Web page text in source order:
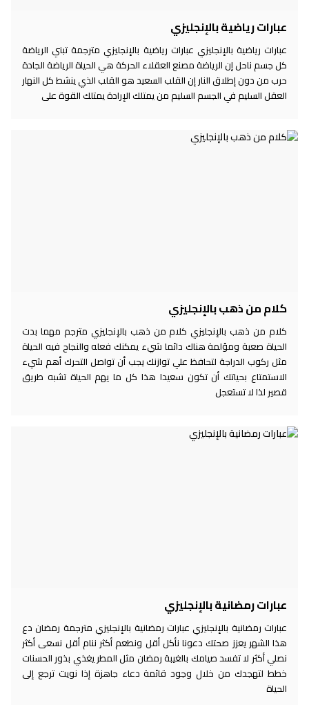
عبارات رياضية بالإنجليزي
عبارات رياضية بالإنجليزي عبارات رياضية بالإنجليزي مترجمة تبني الرياضة
كل جسم ناحل إن الرياضة مصنع العقلاء الحركة هي الحياة الرياضة الجادة
حرب من دون إطلاق النار إن القلب السعيد هو القلب الذي ينشط كل النهار
العقل السليم في الجسم السليم من يمتلك الإرادة يمتلك القوة على
كلام من ذهب بالإنجليزي
كلام من ذهب بالإنجليزي كلام من ذهب بالإنجليزي مترجم مهما بدت
الحياة صعبة ومؤلمة هناك دائما شيء يمكنك فعله والنجاح فيه الحياة
مثل ركوب الدراجة لتحافظ علي توازنك يجب أن تواصل التحرك أهم شيء
الاستمتاع بحياتك أن تكون سعيدا هذا كل ما يهم الحياة تشبه طريق
قصير لذا لا تستعجل
عبارات رمضانية بالإنجليزي
عبارات رمضانية بالإنجليزي عبارات رمضانية بالإنجليزي مترجمة رمضان دع
هذا الشهر يعزز صحتك دعونا نأكل أقل ونطعم أكثر ننام أقل نسعى أكثر
نصلي أكثر لا تفسد صيامك بالغيبة رمضان مثل المطر يغذي بذور الحسنات
خطط لتهجدك من خلال وجود قائمة دعاء جاهزة إذا نويت ترجع إلى
الحياة